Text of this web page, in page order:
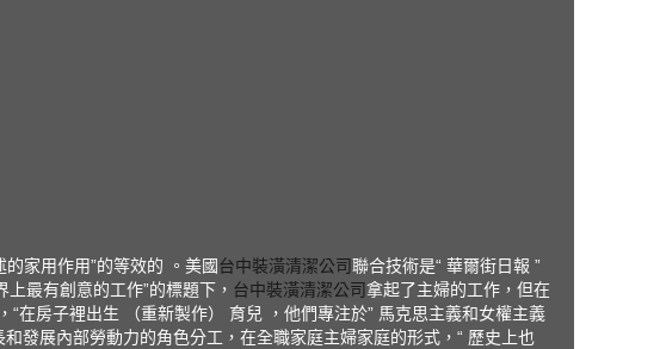
家用作用”的等效的 。美國 台中裝潢清潔公司聯合技術是“ 華爾街日報 ”
最有創意的工作”的標題下， 台中裝潢清潔公司拿起了主婦的工作，但在
在房子裡出生 （重新製作） 育兒 ，他們專注於” 馬克思主義和女權主義
發展內部勞動力的角色分工，在全職家庭主婦家庭的形式，“ 歷史上也